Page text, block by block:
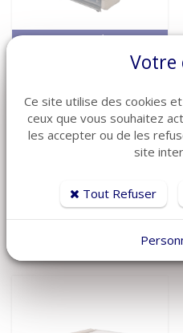
Mousse HR 35
kg/m3 - épaisseur
388 €
Votre
Ce site utilise des cookies
ceux que vous souhaitez
les accepter ou de les
site
Tout Refuser